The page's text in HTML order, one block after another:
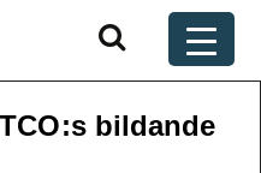
bildande